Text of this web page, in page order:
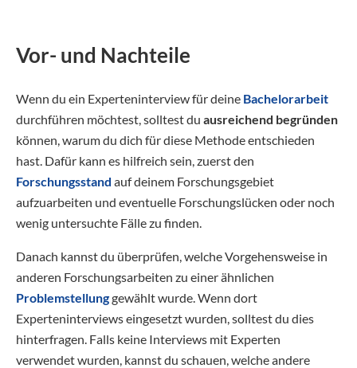
Vor- und Nachteile
Wenn du ein Experteninterview für deine Bachelorarbeit
durchführen möchtest, solltest du ausreichend begründen
können, warum du dich für diese Methode entschieden
hast. Dafür kann es hilfreich sein, zuerst den
Forschungsstand auf deinem Forschungsgebiet
aufzuarbeiten und eventuelle Forschungslücken oder noch
wenig untersuchte Fälle zu finden.
Danach kannst du überprüfen, welche Vorgehensweise in
anderen Forschungsarbeiten zu einer ähnlichen
Problemstellunggewählt wurde. Wenn dort
Experteninterviews eingesetzt wurden, solltest du dies
hinterfragen. Falls keine Interviews mit Experten
verwendet wurden, kannst du schauen, welche andere